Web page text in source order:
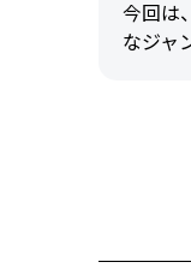
今回は
なジャ